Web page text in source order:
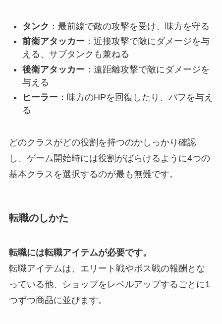
タンク ：最前線で敵の攻撃を受け、味方を守る
前衛アタッカー ：近接攻撃で敵にダメージを与
える、サブタンクも兼ねる
後衛アタッカー ：遠距離攻撃で敵にダメージを
与える
ヒーラー ：味方のHPを回復したり、バフを与え
る
どのクラスがどの役割を持つのかしっかり確認
し、 ゲーム開始時には役割がばらけるように4つの
基本クラスを選択するのが最も無難です。
転職のしかた
転職には転職アイテムが必要です。
転職アイテムは、エリート戦やボス戦の報酬とな
っている他、ショップをレベルアップするごとに1
つずつ商品に並びます。